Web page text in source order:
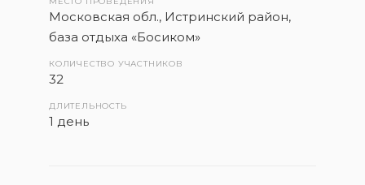
Московская обл., Истринский район,
база отдыха «Босиком»
КОЛИЧЕСТВО УЧАСТНИКОВ
32
ДЛИТЕЛЬНОСТЬ
1 день